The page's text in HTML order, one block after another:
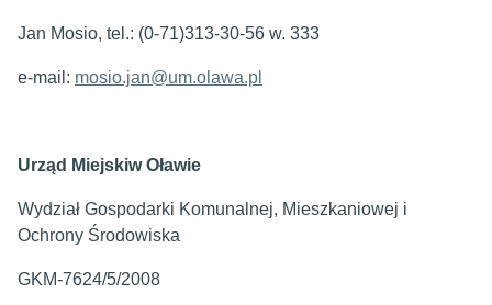
Jan Mosio, tel.: (0-71)313-30-56 w. 333
e-mail: mosio.jan@um.olawa.pl
Urząd Miejskiw Oławie
Wydział Gospodarki Komunalnej, Mieszkaniowej i
Ochrony Środowiska
GKM-7624/5/2008